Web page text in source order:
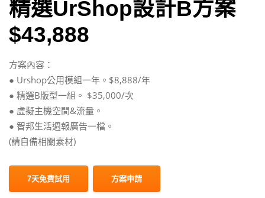
精選UrShop設計B方案
$43,888
方案內容：
● Urshop公用模組一年。$8,888/年
● 精選B版型一組。 $35,000/次
● 虛擬主機空間&流量。
● 智邦生活週報廣告一檔。
(請自備相關素材)
7天免費試用 方案申請